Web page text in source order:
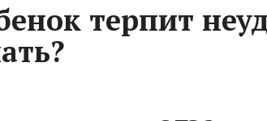
терпит